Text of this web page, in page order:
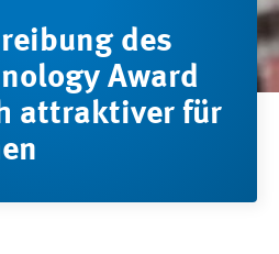
des
Award
attraktiver für